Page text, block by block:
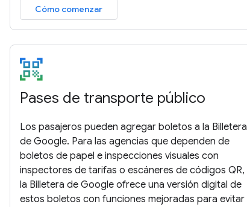
Cómo comenzar
Pases de transporte público
Los pasajeros pueden agregar boletos a la Billetera
de Google. Para las agencias que dependen de
boletos de papel e inspecciones visuales con
inspectores de tarifas o escáneres de códigos QR,
la Billetera de Google ofrece una versión digital de
estos boletos con funciones mejoradas para evitar